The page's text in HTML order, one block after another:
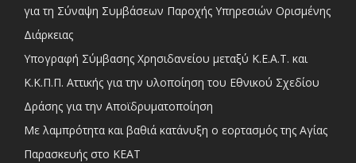
για τη Σύναψη Συμβάσεων Παροχής Υπηρεσιών Ορισμένης
Διάρκειας
Υπογραφή Σύμβασης Χρησιδανείου μεταξύ Κ.Ε.Α.Τ. και
Κ.Κ.Π.Π. Αττικής για την υλοποίηση του Εθνικού Σχεδίου
Δράσης για την Αποϊδρυματοποίηση
Με λαμπρότητα και βαθιά κατάνυξη ο εορτασμός της Αγίας
Παρασκευής στο ΚΕΑΤ